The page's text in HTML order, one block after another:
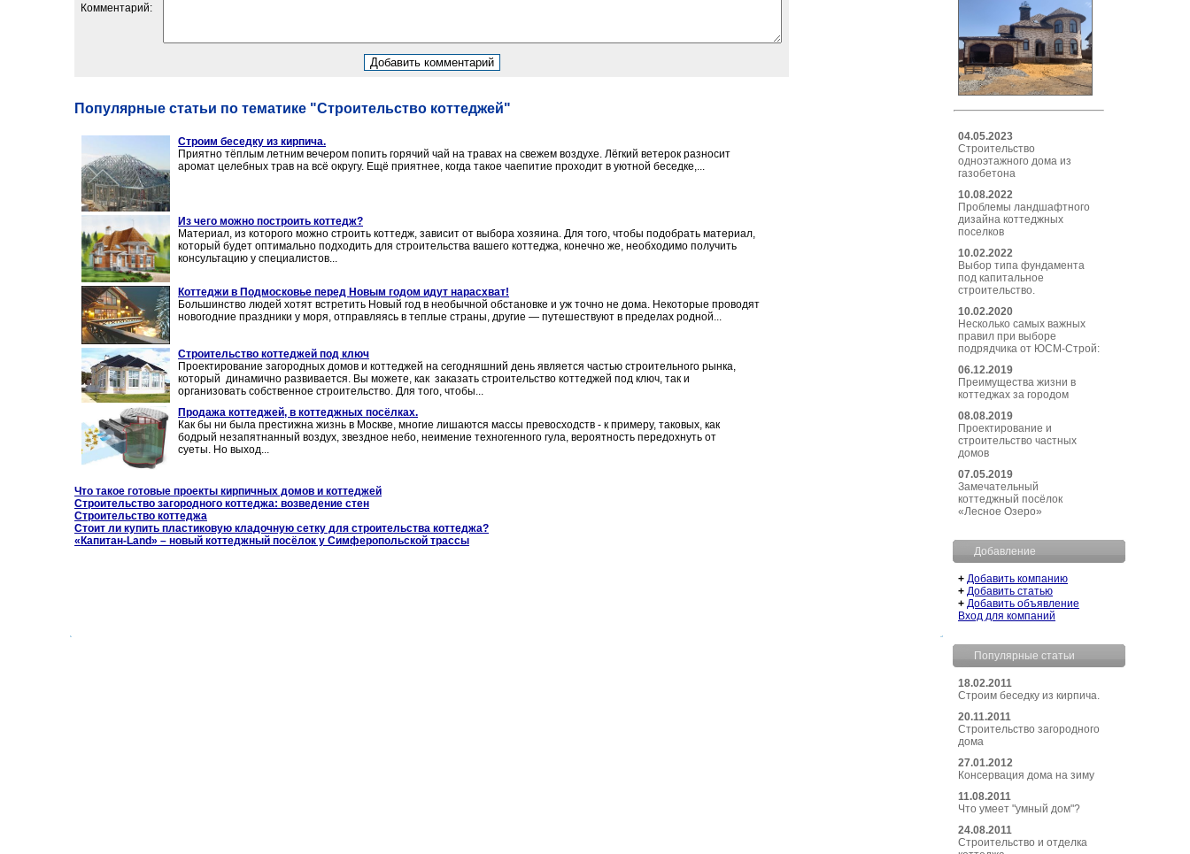
Комментарий:
Популярные статьи по тематике "Строительство коттеджей"
Строим беседку из кирпича.
Приятно тёплым летним вечером попить горячий чай на травах на свежем воздухе. Лёгкий ветерок разносит
аромат целебных трав на всё округу. Ещё приятнее, когда такое чаепитие проходит в уютной беседке,...
Из чего можно построить коттедж?
Материал, из которого можно строить коттедж, зависит от выбора хозяина. Для того, чтобы подобрать материал,
который будет оптимально подходить для строительства вашего коттеджа, конечно же, необходимо получить
консультацию у специалистов...
Коттеджи в Подмосковье перед Новым годом идут нарасхват!
Большинство людей хотят встретить Новый год в необычной обстановке и уж точно не дома. Некоторые проводят
новогодние праздники у моря, отправляясь в теплые страны, другие — путешествуют в пределах родной...
Строительство коттеджей под ключ
Проектирование загородных домов и коттеджей на сегодняшний день является частью строительного рынка,
который динамично развивается. Вы можете, как заказать строительство коттеджей под ключ, так и
организовать собственное строительство. Для того, чтобы...
Продажа коттеджей, в коттеджных посёлках.
Как бы ни была престижна жизнь в Москве, многие лишаются массы превосходств - к примеру, таковых, как
бодрый незапятнанный воздух, звездное небо, неимение техногенного гула, вероятность передохнуть от
суеты. Но выход...
Что такое готовые проекты кирпичных домов и коттеджей
Строительство загородного коттеджа: возведение стен
Строительство коттеджа
Стоит ли купить пластиковую кладочную сетку для строительства коттеджа?
«Капитан-Land» – новый коттеджный посёлок у Симферопольской трассы
04.05.2023
Строительство
одноэтажного дома из
газобетона
10.08.2022
Проблемы ландшафтного
дизайна коттеджных
поселков
10.02.2022
Выбор типа фундамента
под капитальное
строительство.
10.02.2020
Несколько самых важных
правил при выборе
подрядчика от ЮСМ-Строй:
06.12.2019
Преимущества жизни в
коттеджах за городом
08.08.2019
Проектирование и
строительство частных
домов
07.05.2019
Замечательный
коттеджный посёлок
«Лесное Озеро»
Добавление
+ Добавить компанию
+ Добавить статью
+ Добавить объявление
Вход для компаний
Популярные статьи
18.02.2011
Строим беседку из кирпича.
20.11.2011
Строительство загородного
дома
27.01.2012
Консервация дома на зиму
11.08.2011
Что умеет "умный дом"?
24.08.2011
Строительство и отделка